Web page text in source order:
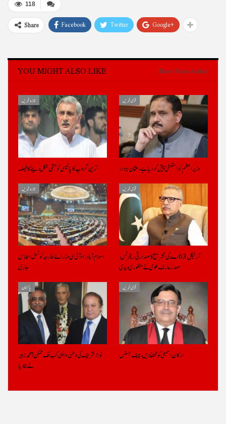
118
Share Facebook Twitter Google+
YOU MIGHT ALSO LIKE More From Author
تازہ خبریں
ترین گروپ کا پالیسی کو حتمی شکل دینے کا فیصلہ
قومی خبریں
وزیراعظم کو استعفیٰ پیش کر دیا ہے، عثمان بزدار
تازہ خبریں
اسلام آباد: او آئی سی وزرائے خارجہ کونسل اجلاس
جاری
قومی خبریں
آرٹیکل 63 اے کی تشریح کا صدارتی ریفرنس،
صدرعارف علوی نے منظوری دیدی
پاکستان
نواز شریف کی وطن واپسی کب تک ممکن؟ محمد زبیر
نے بتادیا
قومی خبریں
ارکان اسمبلی کو تحفظ دیں، چیف جسٹس